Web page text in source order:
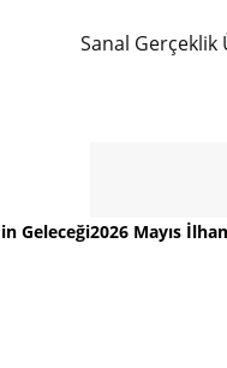
Sanal
Geleceği2026 Mayıs